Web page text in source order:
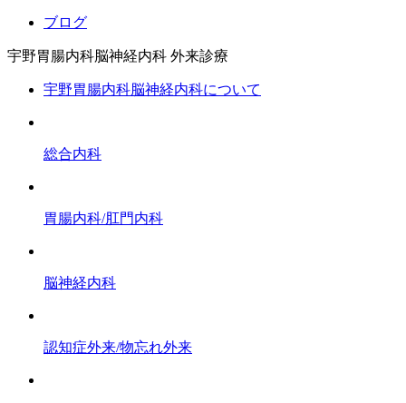
ブログ
宇野胃腸内科脳神経内科 外来診療
宇野胃腸内科脳神経内科について
総合内科
胃腸内科/肛門内科
脳神経内科
認知症外来/物忘れ外来